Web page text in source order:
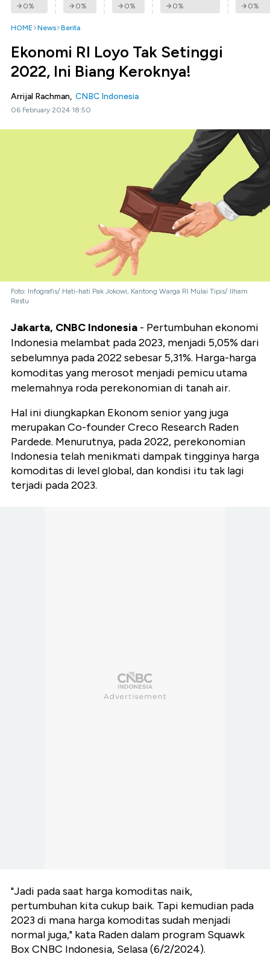
0% 0% 0% 0% 0%
HOME News Berita
Ekonomi RI Loyo Tak Setinggi
2022, Ini Biang Keroknya!
Arrijal Rachman, CNBC Indonesia
06 February 2024 18:50
Foto: Infografis/ Hati-hati Pak Jokowi, Kantong Warga RI Mulai Tipis/ Ilham
Restu
Jakarta, CNBC Indonesia - Pertumbuhan ekonomi
Indonesia melambat pada 2023, menjadi 5,05% dari
sebelumnya pada 2022 sebesar 5,31%. Harga-harga
komoditas yang merosot menjadi pemicu utama
melemahnya roda perekonomian di tanah air.
Hal ini diungkapkan Ekonom senior yang juga
merupakan Co-founder Creco Research Raden
Pardede. Menurutnya, pada 2022, perekonomian
Indonesia telah menikmati dampak tingginya harga
komoditas di level global, dan kondisi itu tak lagi
terjadi pada 2023.
"Jadi pada saat harga komoditas naik,
pertumbuhan kita cukup baik. Tapi kemudian pada
2023 di mana harga komoditas sudah menjadi
normal juga," kata Raden dalam program Squawk
Box CNBC Indonesia, Selasa (6/2/2024).